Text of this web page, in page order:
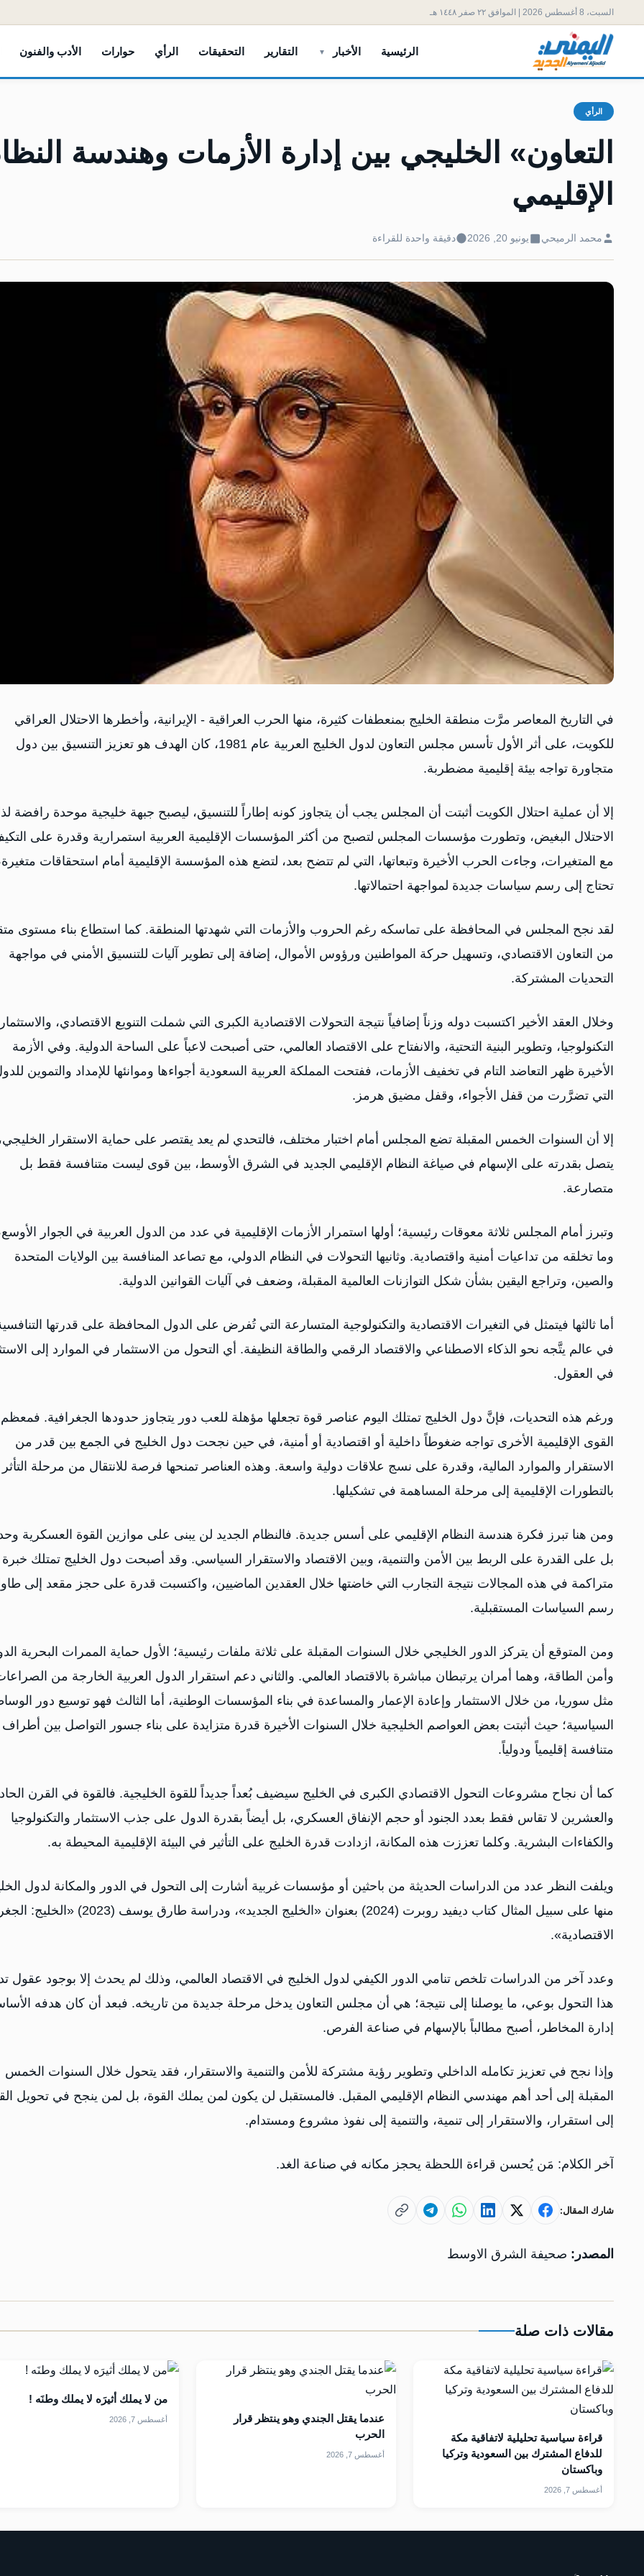
السبت، 8 أغسطس 2026 | الموافق ٢٢ صفر ١٤٤٨ هـ
الرئيسية الأخبار التقارير التحقيقات الرأي حوارات الأدب والفنون
الرأي
التعاون» الخليجي بين إدارة الأزمات وهندسة
الإقليمي
محمد الرميحي يونيو 20, 2026 دقيقة واحدة للقراءة
في التاريخ المعاصر مرَّت منطقة الخليج بمنعطفات كثيرة، منها الحرب العراقية - الإيرانية، وأخطرها الاحتلال العراقي
للكويت، على أثر الأول تأسس مجلس التعاون لدول الخليج العربية عام 1981، كان الهدف هو تعزيز التنسيق بين دول
متجاورة تواجه بيئة إقليمية مضطربة.
إلا أن عملية احتلال الكويت أثبتت أن المجلس يجب أن يتجاوز كونه إطاراً للتنسيق، ليصبح جبهة خليجية موحدة رافضة
الاحتلال البغيض، وتطورت مؤسسات المجلس لتصبح من أكثر المؤسسات الإقليمية العربية استمرارية وقدرة على
مع المتغيرات، وجاءت الحرب الأخيرة وتبعاتها، التي لم تتضح بعد، لتضع هذه المؤسسة الإقليمية أمام استحقاقات
تحتاج إلى رسم سياسات جديدة لمواجهة احتمالاتها.
لقد نجح المجلس في المحافظة على تماسكه رغم الحروب والأزمات التي شهدتها المنطقة. كما استطاع بناء مستوى
من التعاون الاقتصادي، وتسهيل حركة المواطنين ورؤوس الأموال، إضافة إلى تطوير آليات للتنسيق الأمني في مواجهة
التحديات المشتركة.
وخلال العقد الأخير اكتسبت دوله وزناً إضافياً نتيجة التحولات الاقتصادية الكبرى التي شملت التنويع الاقتصادي،
التكنولوجيا، وتطوير البنية التحتية، والانفتاح على الاقتصاد العالمي، حتى أصبحت لاعباً على الساحة الدولية. وفي الأزمة
الأخيرة ظهر التعاضد التام في تخفيف الأزمات، ففتحت المملكة العربية السعودية أجواءها وموانئها للإمداد والتموين
التي تضرَّرت من قفل الأجواء، وقفل مضيق هرمز.
إلا أن السنوات الخمس المقبلة تضع المجلس أمام اختبار مختلف، فالتحدي لم يعد يقتصر على حماية الاستقرار
يتصل بقدرته على الإسهام في صياغة النظام الإقليمي الجديد في الشرق الأوسط، بين قوى ليست متنافسة فقط بل
متصارعة.
وتبرز أمام المجلس ثلاثة معوقات رئيسية؛ أولها استمرار الأزمات الإقليمية في عدد من الدول العربية في الجوار
وما تخلقه من تداعيات أمنية واقتصادية. وثانيها التحولات في النظام الدولي، مع تصاعد المنافسة بين الولايات المتحدة
والصين، وتراجع اليقين بشأن شكل التوازنات العالمية المقبلة، وضعف في آليات القوانين الدولية.
أما ثالثها فيتمثل في التغيرات الاقتصادية والتكنولوجية المتسارعة التي تُفرض على الدول المحافظة على قدرتها
في عالم يتَّجه نحو الذكاء الاصطناعي والاقتصاد الرقمي والطاقة النظيفة. أي التحول من الاستثمار في الموارد إلى
في العقول.
ورغم هذه التحديات، فإنَّ دول الخليج تمتلك اليوم عناصر قوة تجعلها مؤهلة للعب دور يتجاوز حدودها الجغرافية. فمعظم
القوى الإقليمية الأخرى تواجه ضغوطاً داخلية أو اقتصادية أو أمنية، في حين نجحت دول الخليج في الجمع بين قدر من
الاستقرار والموارد المالية، وقدرة على نسج علاقات دولية واسعة. وهذه العناصر تمنحها فرصة للانتقال من مرحلة التأثر
بالتطورات الإقليمية إلى مرحلة المساهمة في تشكيلها.
ومن هنا تبرز فكرة هندسة النظام الإقليمي على أسس جديدة. فالنظام الجديد لن يبنى على موازين القوة العسكرية
بل على القدرة على الربط بين الأمن والتنمية، وبين الاقتصاد والاستقرار السياسي. وقد أصبحت دول الخليج تمتلك خبرة
متراكمة في هذه المجالات نتيجة التجارب التي خاضتها خلال العقدين الماضيين، واكتسبت قدرة على حجز مقعد إلى
رسم السياسات المستقبلية.
ومن المتوقع أن يتركز الدور الخليجي خلال السنوات المقبلة على ثلاثة ملفات رئيسية؛ الأول حماية الممرات البحرية
وأمن الطاقة، وهما أمران يرتبطان مباشرة بالاقتصاد العالمي. والثاني دعم استقرار الدول العربية الخارجة من
مثل سوريا، من خلال الاستثمار وإعادة الإعمار والمساعدة في بناء المؤسسات الوطنية، أما الثالث فهو توسيع دور
السياسية؛ حيث أثبتت بعض العواصم الخليجية خلال السنوات الأخيرة قدرة متزايدة على بناء جسور التواصل بين أطراف
متنافسة إقليمياً ودولياً.
كما أن نجاح مشروعات التحول الاقتصادي الكبرى في الخليج سيضيف بُعداً جديداً للقوة الخليجية. فالقوة في القرن
والعشرين لا تقاس فقط بعدد الجنود أو حجم الإنفاق العسكري، بل أيضاً بقدرة الدول على جذب الاستثمار والتكنولوجيا
والكفاءات البشرية. وكلما تعززت هذه المكانة، ازدادت قدرة الخليج على التأثير في البيئة الإقليمية المحيطة به.
ويلفت النظر عدد من الدراسات الحديثة من باحثين أو مؤسسات غربية أشارت إلى التحول في الدور والمكانة لدول
منها على سبيل المثال كتاب ديفيد روبرت (2024) بعنوان «الخليج الجديد»، ودراسة طارق يوسف
الاقتصادية».
وعدد آخر من الدراسات تلخص تنامي الدور الكيفي لدول الخليج في الاقتصاد العالمي، وذلك لم يحدث إلا بوجود عقول
هذا التحول بوعي، ما يوصلنا إلى نتيجة؛ هي أن مجلس التعاون يدخل مرحلة جديدة من تاريخه. فبعد أن كان هدفه
إدارة المخاطر، أصبح مطالباً بالإسهام في صناعة الفرص.
وإذا نجح في تعزيز تكامله الداخلي وتطوير رؤية مشتركة للأمن والتنمية والاستقرار، فقد يتحول خلال السنوات الخمس
المقبلة إلى أحد أهم مهندسي النظام الإقليمي المقبل. فالمستقبل لن يكون لمن يملك القوة، بل لمن ينجح في تحويل
إلى استقرار، والاستقرار إلى تنمية، والتنمية إلى نفوذ مشروع ومستدام.
آخر الكلام: مَن يُحسن قراءة اللحظة يحجز مكانه في صناعة الغد.
شارك المقال:
المصدر: صحيفة الشرق الاوسط
مقالات ذات صلة
قراءة سياسية تحليلية لاتفاقية مكة
للدفاع المشترك بين السعودية وتركيا
وباكستان
أغسطس 7, 2026
عندما يقتل الجندي وهو ينتظر قرار
الحرب
أغسطس 7, 2026
من لا يملك أثيرَه لا يملك وطنَه !
أغسطس 7, 2026